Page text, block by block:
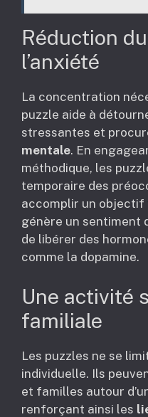
Réduction
l’anxiété
La concentration
puzzle aide à
stressantes et
mentale. En
méthodique, les
temporaire des
accomplir un objectif
génère un sentiment
de libérer des
comme la dopamine.
Une activité
familiale
Les puzzles ne se
individuelle. Ils
et familles autour
renforçant ainsi les